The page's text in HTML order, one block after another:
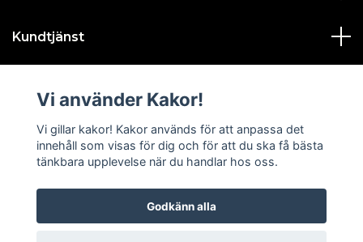
Kundtjänst
Sociala medier
Vi använder Kakor!
Vi gillar kakor! Kakor används för att anpassa det
innehåll som visas för dig och för att du ska få bästa
tänkbara upplevelse när du handlar hos oss.
Godkänn alla